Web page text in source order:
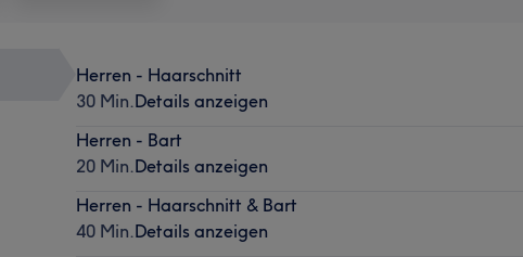
Herren - Haarschnitt
30 Min.Details anzeigen
Herren - Bart
20 Min.Details anzeigen
Herren - Haarschnitt & Bart
40 Min.Details anzeigen